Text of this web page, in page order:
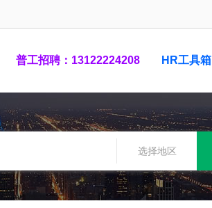
普工招聘：13122224208 HR工具箱
选择地区